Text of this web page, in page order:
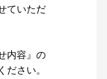
ていただ
内容』の
ださい。